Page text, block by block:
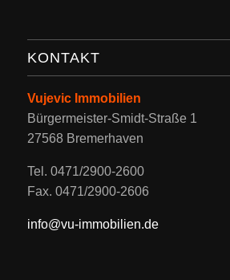
KONTAKT
Vujevic Immobilien
Bürgermeister-Smidt-Straße 1
27568 Bremerhaven
Tel. 0471/2900-2600
Fax. 0471/2900-2606
info@vu-immobilien.de